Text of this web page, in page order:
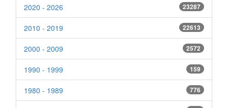
23287
2020 - 2026
22613
2010 - 2019
2572
2000 - 2009
159
1990 - 1999
776
1980 - 1989